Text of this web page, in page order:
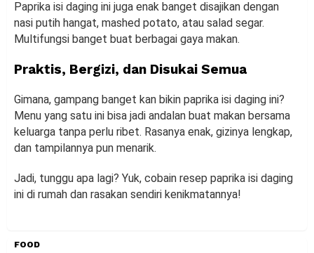
Paprika isi daging ini juga enak banget disajikan dengan
nasi putih hangat, mashed potato, atau salad segar.
Multifungsi banget buat berbagai gaya makan.
Praktis, Bergizi, dan Disukai Semua
Gimana, gampang banget kan bikin paprika isi daging ini?
Menu yang satu ini bisa jadi andalan buat makan bersama
keluarga tanpa perlu ribet. Rasanya enak, gizinya lengkap,
dan tampilannya pun menarik.
Jadi, tunggu apa lagi? Yuk, cobain resep paprika isi daging
ini di rumah dan rasakan sendiri kenikmatannya!
FOOD